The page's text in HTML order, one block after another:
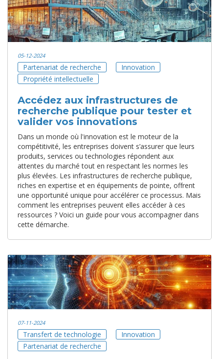
05-12-2024
Partenariat de recherche
Innovation
Propriété intellectuelle
Accédez aux infrastructures de
recherche publique pour tester et
valider vos innovations
Dans un monde où l'innovation est le moteur de la
compétitivité, les entreprises doivent s’assurer que leurs
produits, services ou technologies répondent aux
attentes du marché tout en respectant les normes les
plus élevées. Les infrastructures de recherche publique,
riches en expertise et en équipements de pointe, offrent
une opportunité unique pour accélérer ce processus. Mais
comment les entreprises peuvent elles accéder à ces
ressources ? Voici un guide pour vous accompagner dans
cette démarche.
07-11-2024
Transfert de technologie
Innovation
Partenariat de recherche